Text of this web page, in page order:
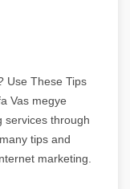
Use These Tips
Vas megye
services through
tips and
marketing.